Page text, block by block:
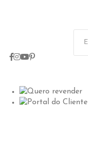
Quero revender
Portal do Cliente